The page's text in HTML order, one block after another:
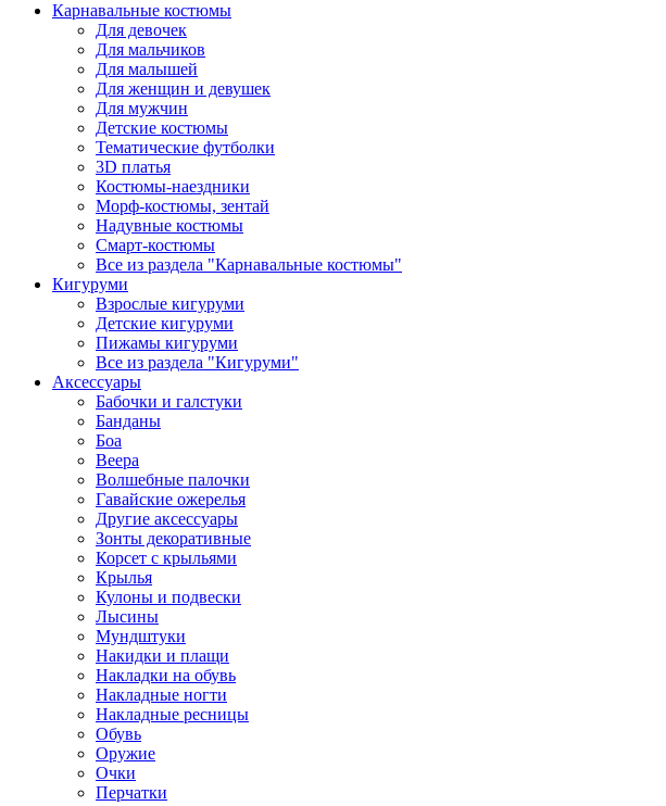
Карнавальные костюмы
Для девочек
Для мальчиков
Для малышей
Для женщин и девушек
Для мужчин
Детские костюмы
Тематические футболки
3D платья
Костюмы-наездники
Морф-костюмы, зентай
Надувные костюмы
Смарт-костюмы
Все из раздела "Карнавальные костюмы"
Кигуруми
Взрослые кигуруми
Детские кигуруми
Пижамы кигуруми
Все из раздела "Кигуруми"
Аксессуары
Бабочки и галстуки
Банданы
Боа
Веера
Волшебные палочки
Гавайские ожерелья
Другие аксессуары
Зонты декоративные
Корсет с крыльями
Крылья
Кулоны и подвески
Лысины
Мундштуки
Накидки и плащи
Накладки на обувь
Накладные ногти
Накладные ресницы
Обувь
Оружие
Очки
Перчатки